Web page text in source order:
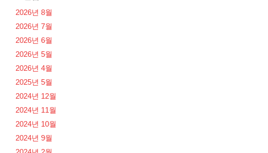
2026년 8월
2026년 7월
2026년 6월
2026년 5월
2026년 4월
2025년 5월
2024년 12월
2024년 11월
2024년 10월
2024년 9월